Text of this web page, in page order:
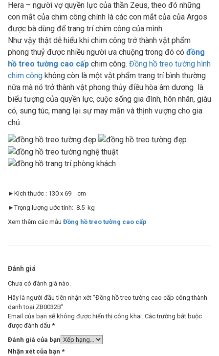
Hera – người vợ quyền lực của thần Zeus, theo đó những
con mắt của chim công chính là các con mắt của của Argos
được bà dùng để trang trí chim công của mình.
Như vậy thật dễ hiểu khi chim công trở thành vật phẩm
phong thuỷ được nhiều người ưa chuộng trong đó có đồng
hồ treo tường cao cấp chim công. Đồng hồ treo tường hình
chim công không còn là một vật phẩm trang trí bình thường
nữa mà nó trở thành vật phong thủy điều hòa âm dương là
biểu tượng của quyền lực, cuộc sống gia đình, hôn nhân, giàu
có, sung túc, mang lại sự may mắn và thịnh vượng cho gia
chủ.
►Kích thước : 130 x 69 cm
►Trọng lượng ước tính: 8.5 kg
Xem thêm các mẫu Đồng hồ treo tường cao cấp
Đánh giá
Chưa có đánh giá nào.
Hãy là người đầu tiên nhận xét “Đồng hồ treo tường cao cấp công thành
danh toại ZB0032B”
Email của bạn sẽ không được hiển thị công khai. Các trường bắt buộc
được đánh dấu *
Đánh giá của bạn
Nhận xét của bạn *